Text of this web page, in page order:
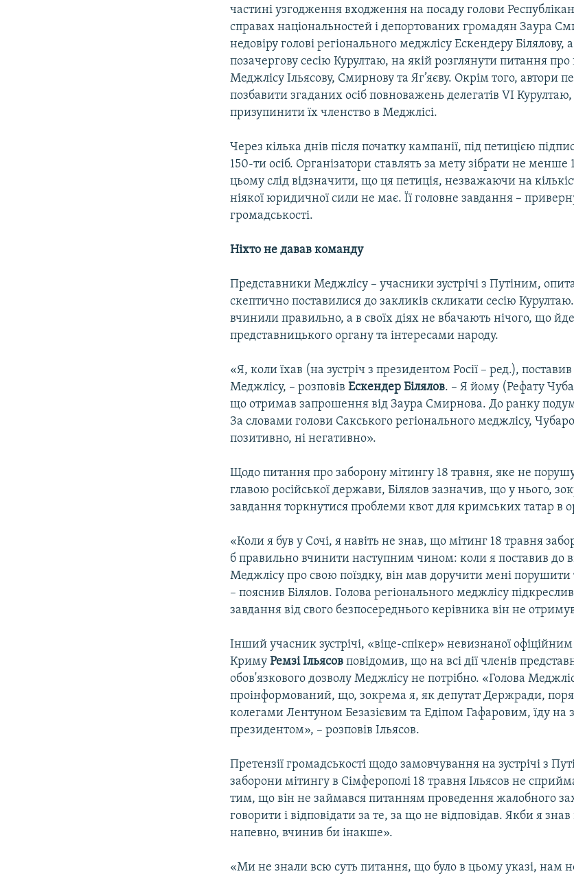
частині узгодження входження на посаду голови
справах національностей і депортованих громадян Заура
недовіру голові регіонального меджлісу Ескендеру Білялову,
позачергову сесію Курултаю, на якій розглянути питання
Меджлісу Ільясову, Смирнову та Яг’яєву. Окрім того, автори
позбавити згаданих осіб повноважень делегатів VI
призупинити їх членство в Меджлісі.
Через кілька днів після початку кампанії, під петицією
150-ти осіб. Організатори ставлять за мету зібрати не
цьому слід відзначити, що ця петиція, незважаючи на
ніякої юридичної сили не має. Її головне завдання –
громадськості.
Ніхто не давав команду
Представники Меджлісу – учасники зустрічі з Путіним,
скептично поставилися до закликів скликати сесію
вчинили правильно, а в своїх діях не вбачають нічого, що йде
представницького органу та інтересами народу.
«Я, коли їхав (на зустріч з президентом Росії – ред.),
Меджлісу, – розповівЕскендер Білялов. – Я йому (Рефату
що отримав запрошення від Заура Смирнова. До ранку
За словами голови Сакського регіонального меджлісу,
позитивно, ні негативно».
Щодо питання про заборону мітингу 18 травня, яке не
главою російської держави, Білялов зазначив, що у нього,
завдання торкнутися проблеми квот для кримських татар в
«Коли я був у Сочі, я навіть не знав, що мітинг 18 травня
б правильно вчинити наступним чином: коли я поставив до
Меджлісу про свою поїздку, він мав доручити мені
– пояснив Білялов. Голова регіонального меджлісу
завдання від свого безпосереднього керівника він не
Інший учасник зустрічі, «віце-спікер» невизнаної
КримуРемзі Ільясов повідомив, що на всі дії членів
обов'язкового дозволу Меджлісу не потрібно. «Голова
проінформований, що, зокрема я, як депутат Держради,
колегами Лентуном Безазієвим та Едіпом Гафаровим, їду на
президентом», – розповів Ільясов.
Претензії громадськості щодо замовчування на зустрічі з
заборони мітингу в Сімферополі 18 травня Ільясов не
тим, що він не займався питанням проведення жалобного
говорити і відповідати за те, за що не відповідав. Якби я
напевно, вчинив би інакше».
«Ми не знали всю суть питання, що було в цьому указі, нам